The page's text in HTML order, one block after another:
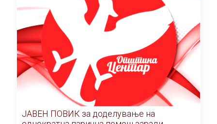
ЈАВЕН ПОВИК за доделување на